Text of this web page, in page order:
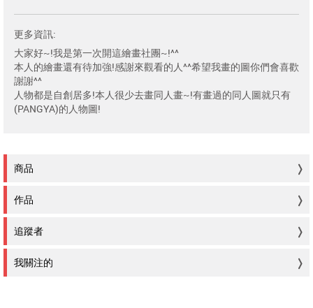
更多資訊:
大家好~!我是第一次開這繪畫社團~!^^
本人的繪畫還有待加強!感謝來觀看的人^^希望我畫的圖你們會喜歡
謝謝^^
人物都是自創居多!本人很少去畫同人畫~!有畫過的同人圖就只有
(PANGYA)的人物圖!
商品
作品
追蹤者
我關注的